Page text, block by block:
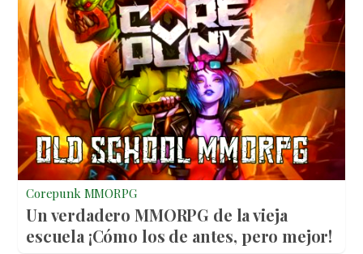
Corepunk MMORPG
Un verdadero MMORPG de la vieja
escuela ¡Cómo los de antes, pero mejor!